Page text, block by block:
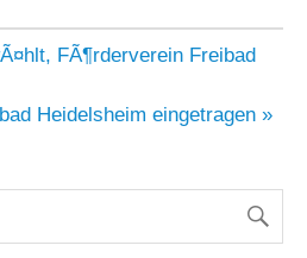
FÃ¶rderverein Freibad
Heidelsheim eingetragen »